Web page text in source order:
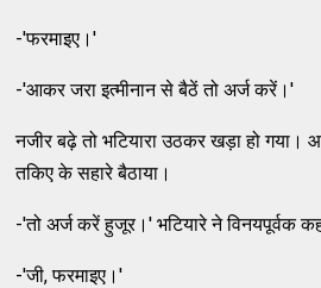
-'फरमाइए।'
-'आकर जरा इत्मीनान से बैठें तो अर्ज करें।'
नजीर बढ़े तो भटियारा उठकर खड़ा हो गया।
तकिए के सहारे बैठाया।
-'तो अर्ज करें हुजूर।' भटियारे ने विनयपूर्वक
-'जी, फरमाइए।'